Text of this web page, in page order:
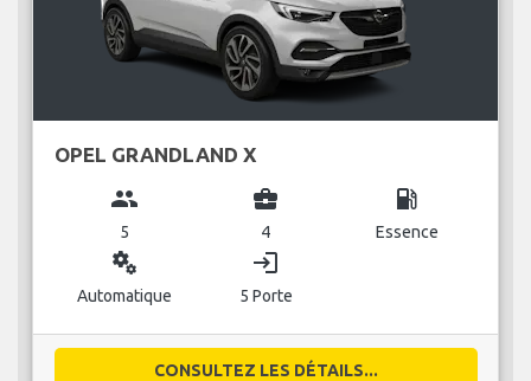
OPEL GRANDLAND X
group
5
business_center
4
local_gas_station
Essence
miscellaneous_services
Automatique
login
5 Porte
CONSULTEZ LES DÉTAILS...